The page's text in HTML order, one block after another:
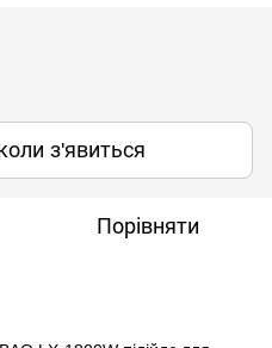
з'явиться
Порівняти